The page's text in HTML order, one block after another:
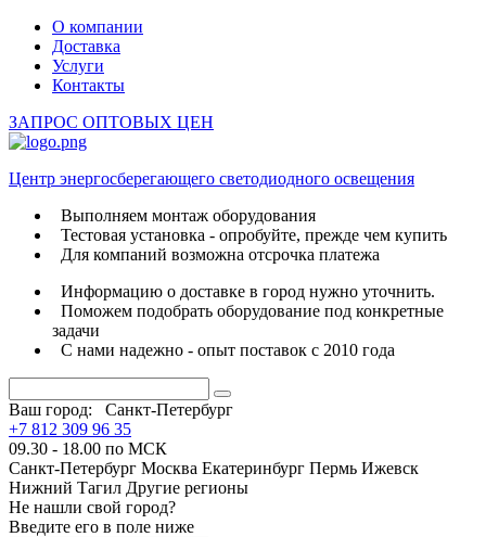
О компании
Доставка
Услуги
Контакты
ЗАПРОС ОПТОВЫХ ЦЕН
Центр энергосберегающего светодиодного освещения
Выполняем монтаж оборудования
Тестовая установка - опробуйте, прежде чем купить
Для компаний возможна отсрочка платежа
Информацию о доставке в город нужно уточнить.
Поможем подобрать оборудование под конкретные
задачи
С нами надежно - опыт поставок с 2010 года
Ваш город:
Санкт-Петербург
+7 812 309 96 35
09.30 - 18.00 по МСК
Санкт-Петербург Москва Екатеринбург Пермь Ижевск
Нижний Тагил Другие регионы
Не нашли свой город?
Введите его в поле ниже